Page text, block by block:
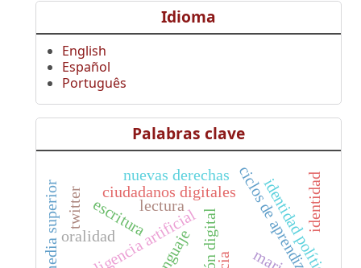
Idioma
English
Español
Português
Palabras clave
lenguaje
inteligencia artificial
ciudadanos digitales ciclos de aprendizaje
identidad política
nuevas derechas
lectura
escritura
oralidad
twitter identidad